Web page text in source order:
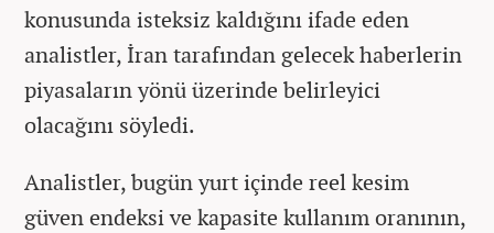
konusunda isteksiz kaldığını ifade eden
analistler, İran tarafından gelecek haberlerin
piyasaların yönü üzerinde belirleyici
olacağını söyledi.
Analistler, bugün yurt içinde reel kesim
güven endeksi ve kapasite kullanım oranının,